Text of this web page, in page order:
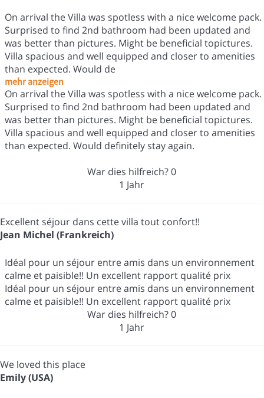
On arrival the Villa was spotless with a nice welcome pack.
Surprised to find 2nd bathroom had been updated and
was better than pictures. Might be beneficial topictures.
Villa spacious and well equipped and closer to amenities
than expected. Would de
mehr anzeigen
On arrival the Villa was spotless with a nice welcome pack.
Surprised to find 2nd bathroom had been updated and
was better than pictures. Might be beneficial topictures.
Villa spacious and well equipped and closer to amenities
than expected. Would definitely stay again.
War dies hilfreich?0
1 Jahr
Excellent séjour dans cette villa tout confort!!
Jean Michel (Frankreich)
Idéal pour un séjour entre amis dans un environnement
calme et paisible!! Un excellent rapport qualité prix
Idéal pour un séjour entre amis dans un environnement
calme et paisible!! Un excellent rapport qualité prix
War dies hilfreich?0
1 Jahr
We loved this place
Emily (USA)